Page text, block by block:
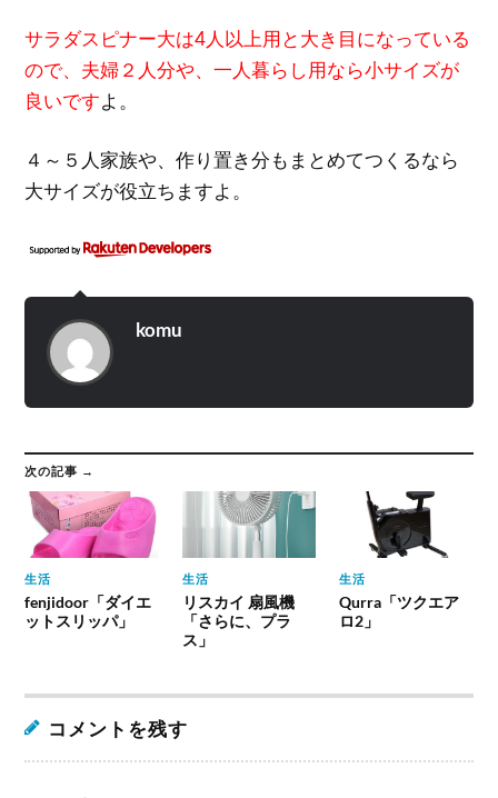
サラダスピナー大は4人以上用と大き目になっている
ので、夫婦２人分や、一人暮らし用なら小サイズが
良いですよ。
４～５人家族や、作り置き分もまとめてつくるなら
大サイズが役立ちますよ。
komu
次の記事 →
生活
fenjidoor「ダイエ
ットスリッパ」
生活
リスカイ 扇風機
「さらに、プラ
ス」
生活
Qurra「ツクエア
ロ2」
コメントを残す